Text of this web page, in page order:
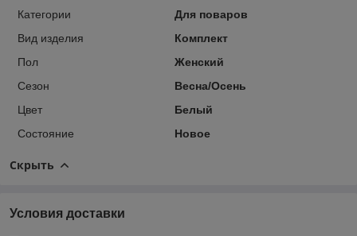
Категории
Для поваров
Вид изделия
Комплект
Пол
Женский
Сезон
Весна/Осень
Цвет
Белый
Состояние
Новое
Скрыть
Условия доставки